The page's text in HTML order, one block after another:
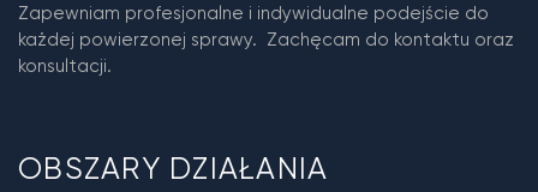
Zapewniam profesjonalne i indywidualne podejście do
każdej powierzonej sprawy. Zachęcam do kontaktu oraz
konsultacji.
OBSZARY DZIAŁANIA